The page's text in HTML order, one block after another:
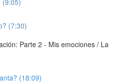
(7:30)
Parte 2 - Mis emociones / La
(18:09)